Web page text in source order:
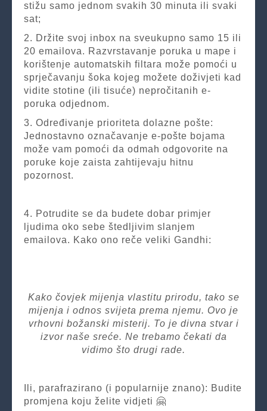
stižu samo jednom svakih 30 minuta ili svaki
sat;
2. Držite svoj inbox na sveukupno samo 15 ili
20 emailova. Razvrstavanje poruka u mape i
korištenje automatskih filtara može pomoći u
sprječavanju šoka kojeg možete doživjeti kad
vidite stotine (ili tisuće) nepročitanih e-
poruka odjednom.
3. Određivanje prioriteta dolazne pošte:
Jednostavno označavanje e-pošte bojama
može vam pomoći da odmah odgovorite na
poruke koje zaista zahtijevaju hitnu
pozornost.
4. Potrudite se da budete dobar primjer
ljudima oko sebe štedljivim slanjem
emailova. Kako ono reče veliki Gandhi:
Kako čovjek mijenja vlastitu prirodu, tako se
mijenja i odnos svijeta prema njemu. Ovo je
vrhovni božanski misterij. To je divna stvar i
izvor naše sreće. Ne trebamo čekati da
vidimo što drugi rade.
Ili, parafrazirano (i popularnije znano): Budite
promjena koju želite vidjeti 🤗